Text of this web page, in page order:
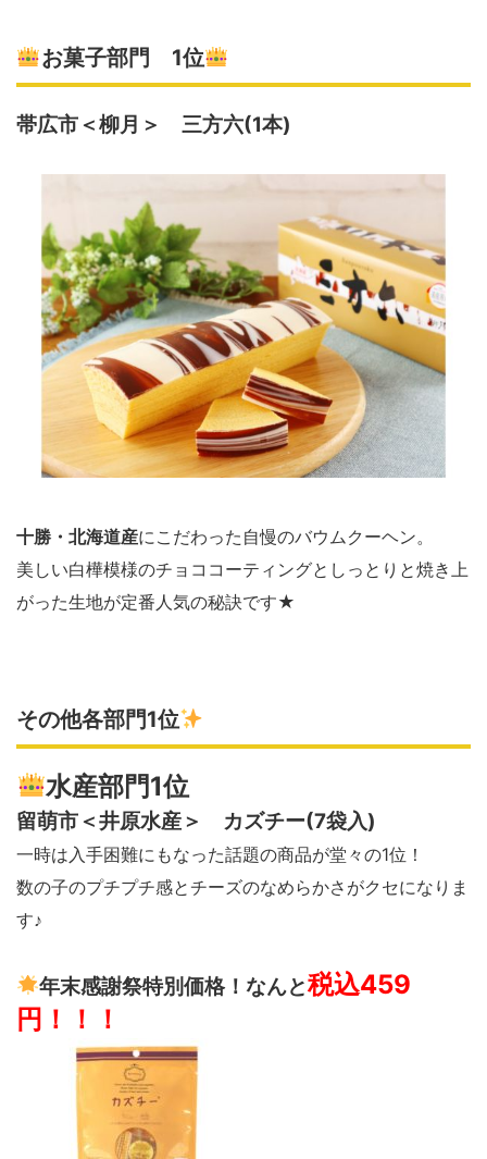
お菓子部門 1位
帯広市＜柳月＞ 三方六(1本)
十勝・北海道産にこだわった自慢のバウムクーヘン。
美しい白樺模様のチョココーティングとしっとりと焼き上
がった生地が定番人気の秘訣です★
その他各部門1位
水産部門1位
留萌市＜井原水産＞ カズチー(7袋入)
一時は入手困難にもなった話題の商品が堂々の1位！
数の子のプチプチ感とチーズのなめらかさがクセになりま
す♪
年末感謝祭特別価格！なんと税込459
円！！！